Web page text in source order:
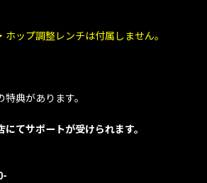
ップ調整レンチは付属しません。
典があります。
にてサポートが受けられます。